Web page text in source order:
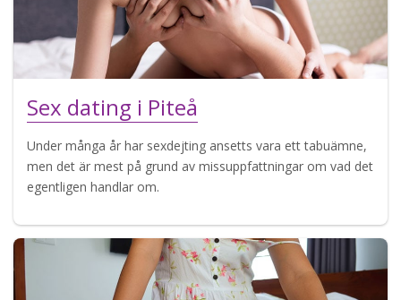
Sex dating i Piteå
Under många år har sexdejting ansetts vara ett tabuämne,
men det är mest på grund av missuppfattningar om vad det
egentligen handlar om.